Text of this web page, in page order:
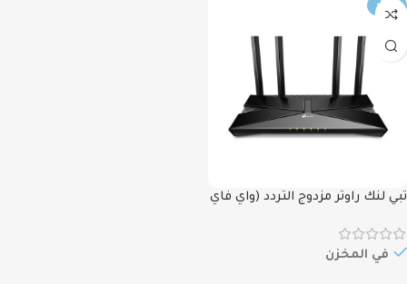
-23%
تبي لنك راوتر مزدوج التردد (واي فاي
AX23 AX1800 Wi-Fi 6
في المخزن